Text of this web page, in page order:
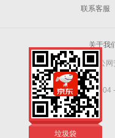
联系客服
关于我
京公
Copyright © 2004 -
垃圾桶
垃圾袋